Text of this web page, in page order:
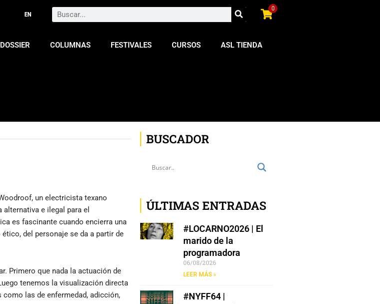
Search 0
DOSSIER COLUMNAS FESTIVALES CURSOS ASL TIENDA
un electricista texano
e ilegal para el
es fascinante cuando encierra una
del personaje se da a partir de
Primero que nada la actuación de
tenemos la visualización directa
las de enfermedad, adicción,
BUSCADOR
ÚLTIMAS ENTRADAS
#LOCARNO2026 | El
marido de la
programadora
06/08/2026
LEER MÁS »
#NYFF64 |